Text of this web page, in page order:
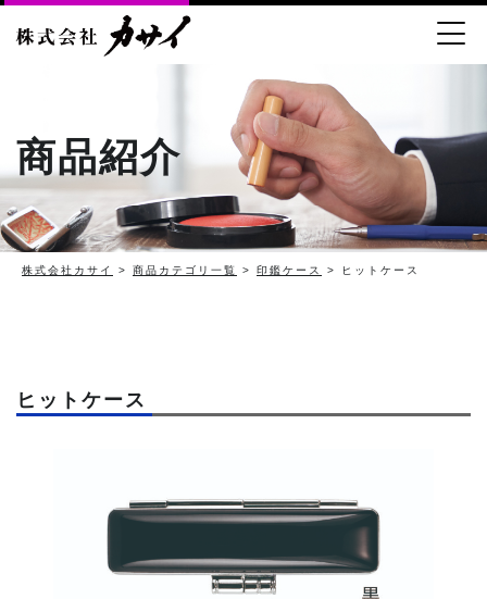
商品紹介
株式会社カサイ > 商品カテゴリ一覧 > 印鑑ケース > ヒットケース
ヒットケース